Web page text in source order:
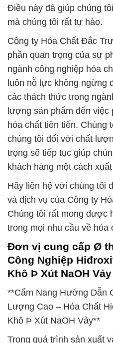
Điều này đã giúp chúng
mà chúng tôi rất tự hào.
Công ty Hóa Chất Đắc
phần quan trọng của sự
ngành công nghiệp hóa
luôn nỗ lực không ngừng
các thách thức trong
lượng sản phẩm đến
hóa chất tiên tiến. Chúng
chúng tôi đối với chất
trọng sẽ tiếp tục giúp
khách hàng một cách
Hãy liên hệ với chúng tôi
và dịch vụ của Công ty
Chúng tôi rất mong được
trong mọi nhu cầu về hóa
Đơn vị cung cấp Ø
Công Nghiệp
Khô Þ Xút NaOH Vảy
**Cẩm Nang Hướng Dẫn
Lượng Cao – Hóa Chất
Khô Þ Xút NaOH Vảy**
Trong quá trình sản xuất